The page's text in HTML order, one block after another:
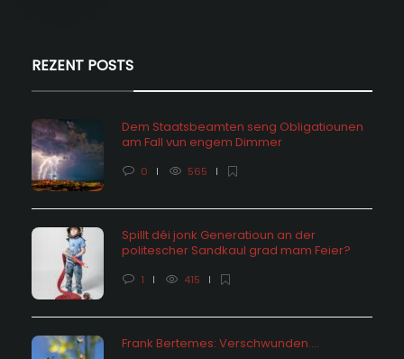
REZENT POSTS
Dem Staatsbeamten seng Obligatiounen
am Fall vun engem Dimmer
0 565
Spillt déi jonk Generatioun an der
politescher Sandkaul grad mam Feier?
1 415
Frank Bertemes: Verschwunden….